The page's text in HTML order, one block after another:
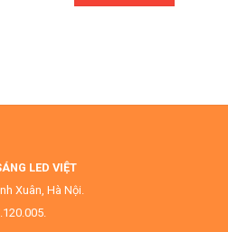
LED VIỆT
Xuân, Hà Nội.